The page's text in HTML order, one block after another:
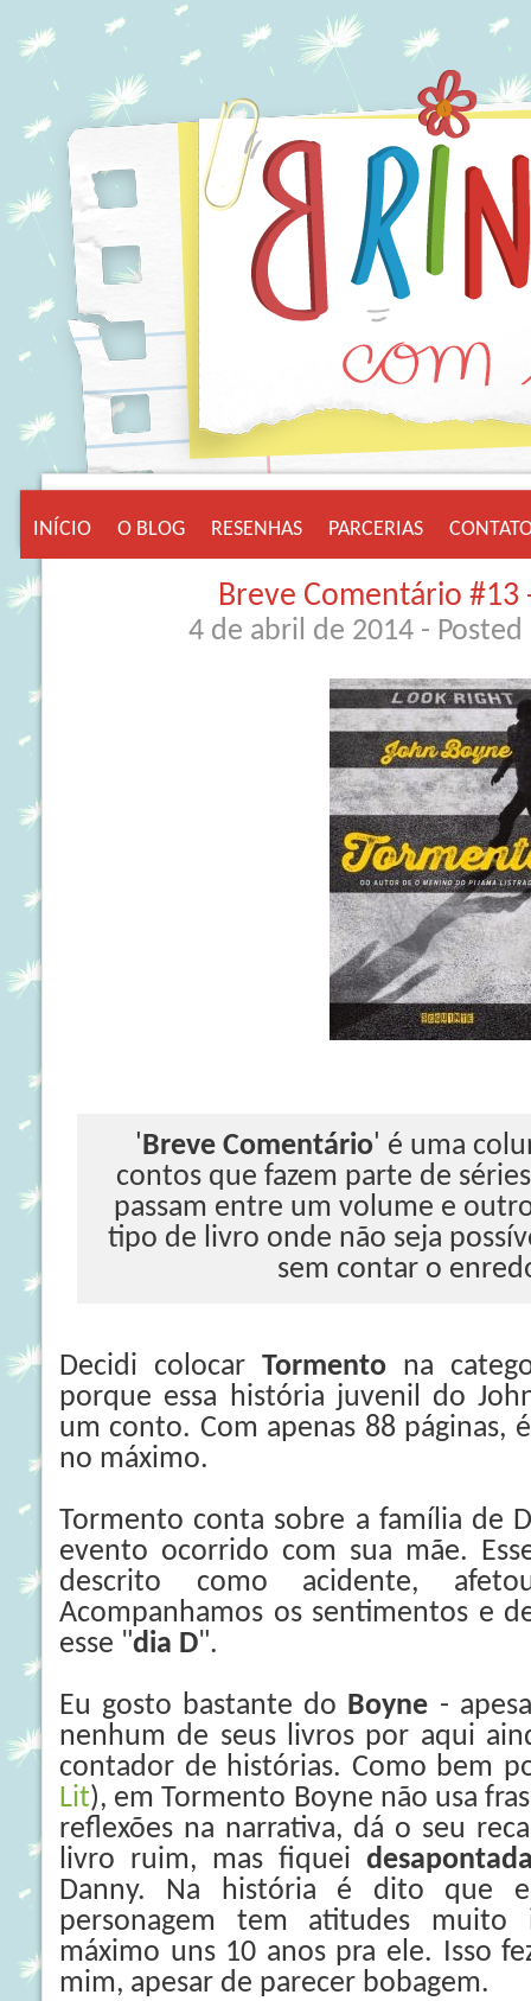
INÍCIO O BLOG RESENHAS PARCERIAS
Breve Comentário #13
4 de abril de 2014 -
'Breve Comentário' é uma
contos que fazem parte de
passam entre um volume e
tipo de livro onde não seja
sem contar o
Decidi colocar Tormento na
porque essa história juvenil do
um conto. Com apenas 88 páginas,
no máximo.
Tormento conta sobre a família de
evento ocorrido com sua mãe.
descrito como acidente,
Acompanhamos os sentimentos e
esse "dia D".
Eu gosto bastante do Boyne -
nenhum de seus livros por aqui
contador de histórias. Como bem
Lit), em Tormento Boyne não usa
reflexões na narrativa, dá o seu
livro ruim, mas fiquei
Danny. Na história é dito que
personagem tem atitudes muito
máximo uns 10 anos pra ele. Isso
mim, apesar de parecer bobagem.